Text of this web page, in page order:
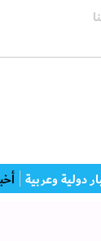
دولية وعربية